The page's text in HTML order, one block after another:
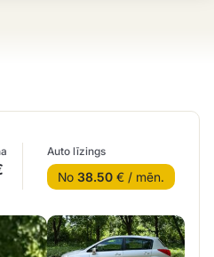
Auto līzings
No 38.50 € / mēn.